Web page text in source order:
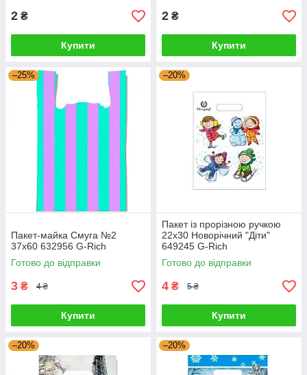
2 ₴
Купити
2 ₴
Купити
–25%
Пакет-майка Смуга №2
37х60 632956 G-Rich
Готово до відправки
3 ₴ 4 ₴
Купити
–20%
Пакет із прорізною ручкою
22х30 Новорічний "Діти"
649245 G-Rich
Готово до відправки
4 ₴ 5 ₴
Купити
–20% –20%